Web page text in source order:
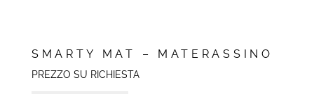
SMARTY MAT – MATERASSINO
PREZZO SU RICHIESTA